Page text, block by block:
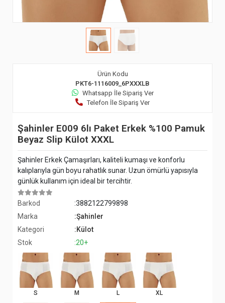
Ürün Kodu
PKT6-1116009_6PXXXLB
Whatsapp İle Sipariş Ver
Telefon İle Sipariş Ver
Şahinler E009 6lı Paket Erkek %100 Pamuk
Beyaz Slip Külot XXXL
Şahinler Erkek Çamaşırları, kaliteli kumaşı ve konforlu
kalıplarıyla gün boyu rahatlık sunar. Uzun ömürlü yapısıyla
günlük kullanım için ideal bir tercihtir.
Barkod
:3882122799898
Marka
:Şahinler
Kategori
:Külot
Stok
:20+
S M L XL